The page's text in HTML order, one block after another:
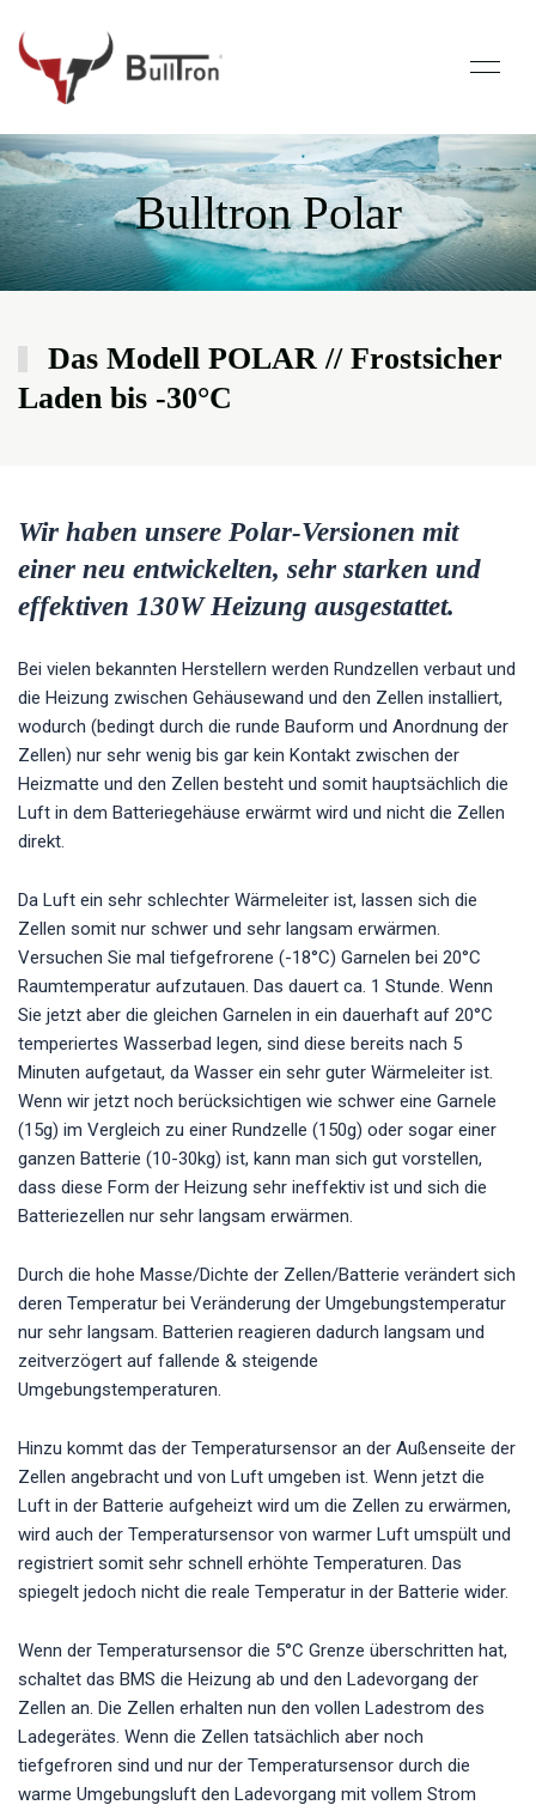
Bulltron Polar
Das Modell POLAR // Frostsicher
Laden bis -30°C
Wir haben unsere Polar-Versionen mit
einer neu entwickelten, sehr starken und
effektiven 130W Heizung ausgestattet.
Bei vielen bekannten Herstellern werden Rundzellen verbaut und
die Heizung zwischen Gehäusewand und den Zellen installiert,
wodurch (bedingt durch die runde Bauform und Anordnung der
Zellen) nur sehr wenig bis gar kein Kontakt zwischen der
Heizmatte und den Zellen besteht und somit hauptsächlich die
Luft in dem Batteriegehäuse erwärmt wird und nicht die Zellen
direkt.
Da Luft ein sehr schlechter Wärmeleiter ist, lassen sich die
Zellen somit nur schwer und sehr langsam erwärmen.
Versuchen Sie mal tiefgefrorene (-18°C) Garnelen bei 20°C
Raumtemperatur aufzutauen. Das dauert ca. 1 Stunde. Wenn
Sie jetzt aber die gleichen Garnelen in ein dauerhaft auf 20°C
temperiertes Wasserbad legen, sind diese bereits nach 5
Minuten aufgetaut, da Wasser ein sehr guter Wärmeleiter ist.
Wenn wir jetzt noch berücksichtigen wie schwer eine Garnele
(15g) im Vergleich zu einer Rundzelle (150g) oder sogar einer
ganzen Batterie (10-30kg) ist, kann man sich gut vorstellen,
dass diese Form der Heizung sehr ineffektiv ist und sich die
Batteriezellen nur sehr langsam erwärmen.
Durch die hohe Masse/Dichte der Zellen/Batterie verändert sich
deren Temperatur bei Veränderung der Umgebungstemperatur
nur sehr langsam. Batterien reagieren dadurch langsam und
zeitverzögert auf fallende & steigende
Umgebungstemperaturen.
Hinzu kommt das der Temperatursensor an der Außenseite der
Zellen angebracht und von Luft umgeben ist. Wenn jetzt die
Luft in der Batterie aufgeheizt wird um die Zellen zu erwärmen,
wird auch der Temperatursensor von warmer Luft umspült und
registriert somit sehr schnell erhöhte Temperaturen. Das
spiegelt jedoch nicht die reale Temperatur in der Batterie wider.
Wenn der Temperatursensor die 5°C Grenze überschritten hat,
schaltet das BMS die Heizung ab und den Ladevorgang der
Zellen an. Die Zellen erhalten nun den vollen Ladestrom des
Ladegerätes. Wenn die Zellen tatsächlich aber noch
tiefgefroren sind und nur der Temperatursensor durch die
warme Umgebungsluft den Ladevorgang mit vollem Strom